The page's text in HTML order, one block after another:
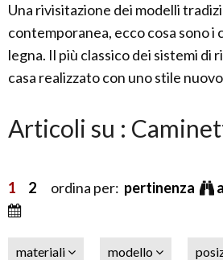
Una rivisitazione dei modelli
contemporanea, ecco cosa sono i
legna. Il più classico dei sistemi di
casa realizzato con uno stile
Articoli su :
1 2 ordina per: pertinenza
materiali modello